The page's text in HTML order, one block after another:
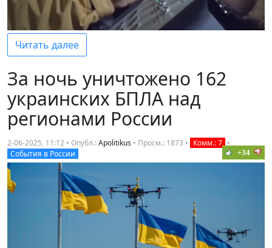
Читать далее
За ночь уничтожено 162
украинских БПЛА над
регионами России
2-06-2025, 11:12 • Опубл.:Apolitikus • Просм.: 1873 • Комм.: 7 •
События в России
+34